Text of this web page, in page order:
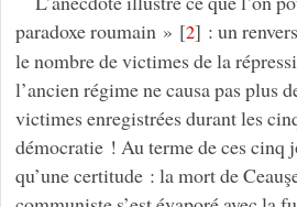
paradoxe roumain » [2] : un
le nombre de victimes de la
l’ancien régime ne causa pas plus
victimes enregistrées durant les
démocratie ! Au terme de ces cinq
qu’une certitude : la mort de